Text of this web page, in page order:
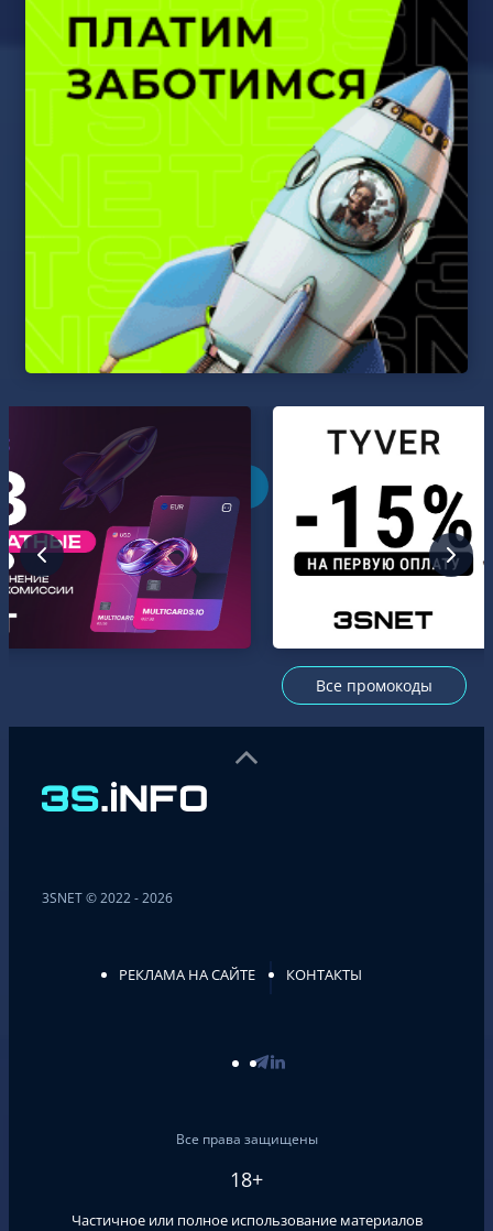
Все промокоды
3SNET © 2022 - 2026
РЕКЛАМА НА САЙТЕ КОНТАКТЫ
Все права защищены
18+
Частичное или полное использование материалов